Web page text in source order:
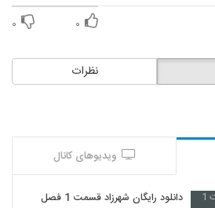
۰ ۰
نظرات
ویدیوهای کانال
دانلود رایگان شهرزاد قسمت 1 فصل 3